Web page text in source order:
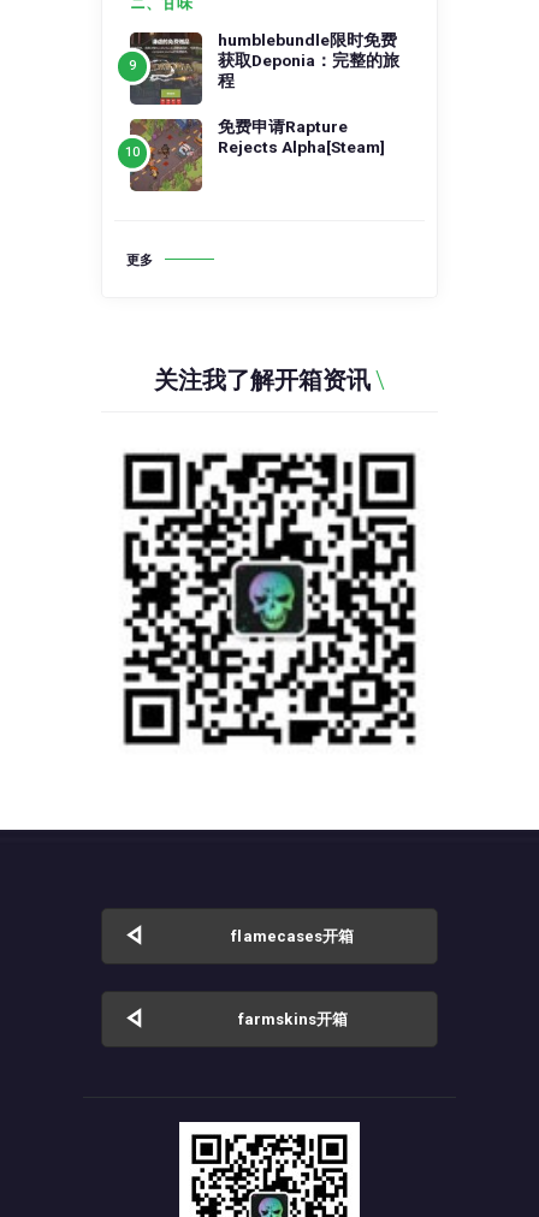
humblebundle限时免费
获取Deponia：完整的旅
程
免费申请Rapture
Rejects Alpha[Steam]
更多
关注我了解开箱资讯
flamecases开箱
farmskins开箱